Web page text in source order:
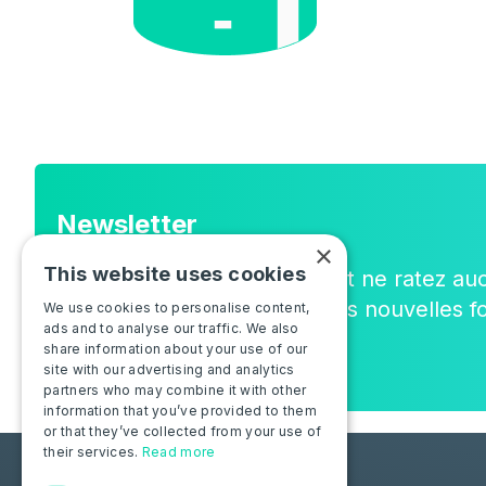
Newsletter
Rejoignez la communauté, et ne ratez
sur notre actualité, ou sur les nouvelles
×
This website uses cookies
We use cookies to personalise content,
ads and to analyse our traffic. We also
share information about your use of our
site with our advertising and analytics
partners who may combine it with other
information that you’ve provided to them
or that they’ve collected from your use of
their services. Read more